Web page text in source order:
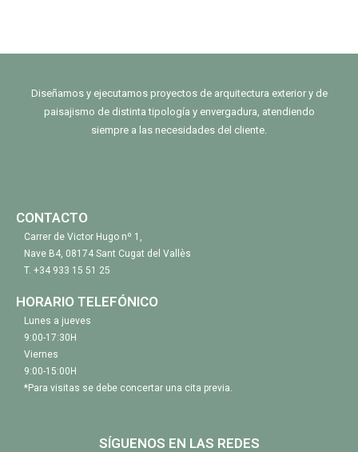
Diseñamos y ejecutamos proyectos de arquitectura exterior y de
paisajismo de distinta tipología y envergadura, atendiendo
siempre a las necesidades del cliente.
CONTACTO
Carrer de Victor Hugo nº 1,
Nave B4, 08174 Sant Cugat del Vallès
T. +34 933 15 51 25
HORARIO TELEFÓNICO
Lunes a jueves
9:00-17:30H
Viernes
9:00-15:00H
*Para visitas se debe concertar una cita previa.
SÍGUENOS EN LAS REDES